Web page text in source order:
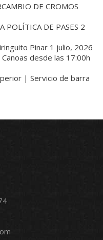
DE CROMOS
POLÍTICA DE PASES 2
Pinar 1 julio, 2026
desde las 17:00h
| Servicio de barra